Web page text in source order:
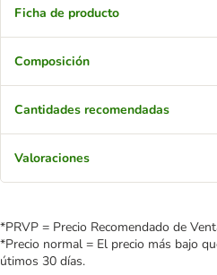
Ficha de producto
Composición
Cantidades recomendadas
Valoraciones
*PRVP = Precio Recomendado de
*Precio normal = El precio más bajo
útimos 30 días.